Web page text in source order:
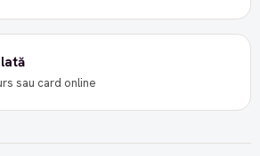
sau card online